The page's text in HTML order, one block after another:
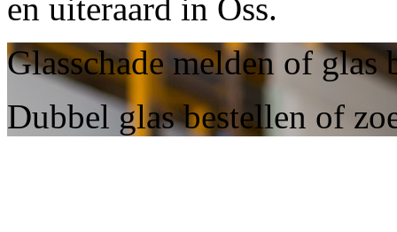
en uiteraard in Oss.
Glasschade melden of glas
Dubbel glas bestellen of